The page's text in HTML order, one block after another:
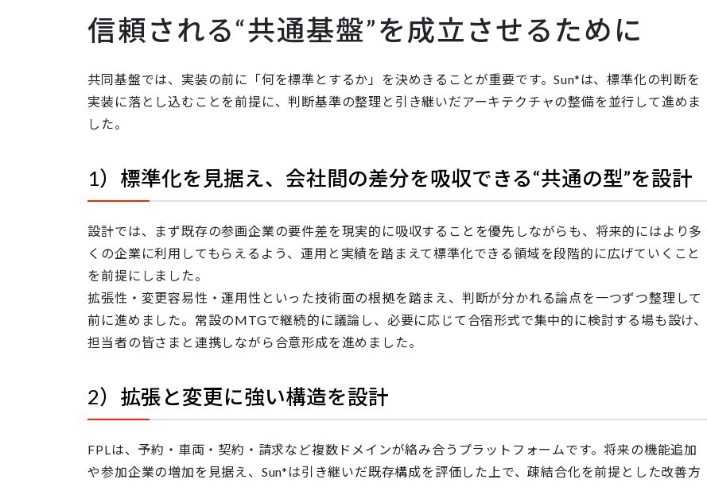
信頼される“共通基盤”を成立させるために
共同基盤では、実装の前に「何を標準とするか」を決めきることが重要です。Sun*は、標準化の判断を
実装に落とし込むことを前提に、判断基準の整理と引き継いだアーキテクチャの整備を並行して進めま
した。
1）標準化を見据え、会社間の差分を吸収できる“共通の型”を設計
設計では、まず既存の参画企業の要件差を現実的に吸収することを優先しながらも、将来的にはより多
くの企業に利用してもらえるよう、運用と実績を踏まえて標準化できる領域を段階的に広げていくこと
を前提にしました。
拡張性・変更容易性・運用性といった技術面の根拠を踏まえ、判断が分かれる論点を一つずつ整理して
前に進めました。常設のMTGで継続的に議論し、必要に応じて合宿形式で集中的に検討する場も設け、
担当者の皆さまと連携しながら合意形成を進めました。
2）拡張と変更に強い構造を設計
FPLは、予約・車両・契約・請求など複数ドメインが絡み合うプラットフォームです。将来の機能追加
や参加企業の増加を見据え、Sun*は引き継いだ既存構成を評価した上で、疎結合化を前提とした改善方